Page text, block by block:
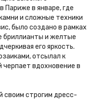
Париже в январе, где
и сложные техники
было создано в рамках
бриллианты и желтые
его яркость.
отсылал к
вдохновение в
своим строгим дресс-